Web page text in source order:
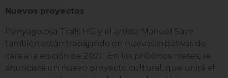
Nuevos proyectos
Penyagolosa Trails HG y el artista Manuel Sáez
también están trabajando en nuevas iniciativas de
cara a la edición de 2021. En los próximos meses, se
anunciará un nuevo proyecto cultural, que unirá el